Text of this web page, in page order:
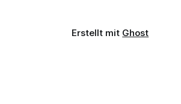
Erstellt mit Ghost